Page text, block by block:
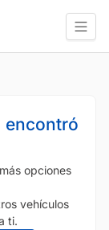
encontró
opciones
vehículos
ti.